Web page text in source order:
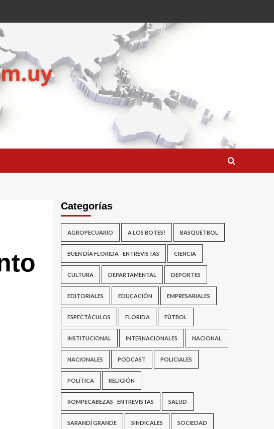
Categorías
AGROPECUARIO A LOS BOTES! BASQUETBOL
BUEN DÍA FLORIDA - ENTREVISTAS CIENCIA
CULTURA DEPARTAMENTAL DEPORTES
EDITORIALES EDUCACIÓN EMPRESARIALES
ESPECTÁCULOS FLORIDA FÚTBOL
INSTITUCIONAL INTERNACIONALES NACIONAL
NACIONALES PODCAST POLICIALES
POLÍTICA RELIGIÓN
ROMPECABEZAS - ENTREVISTAS SALUD
SARANDÍ GRANDE SINDICALES SOCIEDAD